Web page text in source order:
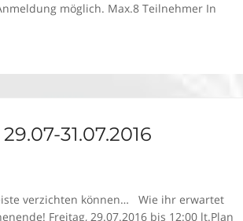
möglich. Max.8 Teilnehmer In
31.07.2016
verzichten können… Wie ihr erwartet
Freitag, 29.07.2016 bis 12:00 lt.Plan